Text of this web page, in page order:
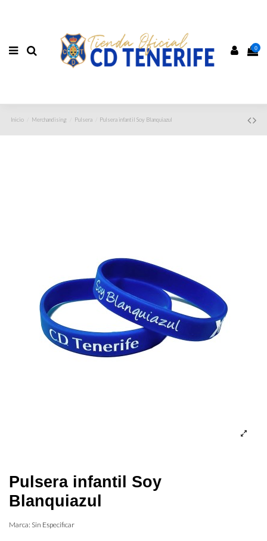
0
Inicio Merchandising Pulsera Pulsera infantil Soy Blanquiazul
Pulsera infantil Soy
Blanquiazul
Marca: Sin Especificar